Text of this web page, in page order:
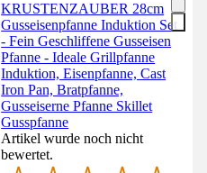
KRUSTENZAUBER 28cm
Gusseisenpfanne Induktion Set
- Fein Geschliffene Gusseisen
Pfanne - Ideale Grillpfanne
Induktion, Eisenpfanne, Cast
Iron Pan, Bratpfanne,
Gusseiserne Pfanne Skillet
Gusspfanne
Artikel wurde noch nicht
bewertet.